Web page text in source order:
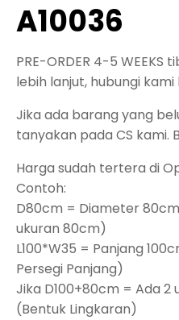
A10036
PRE-ORDER 4-5
lebih lanjut, hubungi
Jika ada barang yang
tanyakan pada CS kami.
Harga sudah tertera di
Contoh:
D80cm = Diameter
ukuran 80cm)
L100*W35 = Panjang
Persegi Panjang)
Jika D100+80cm = Ada 2
(Bentuk Lingkaran)